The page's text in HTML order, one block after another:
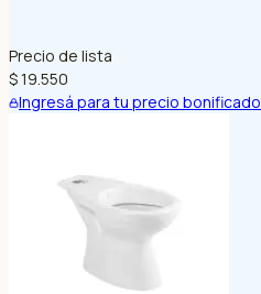
Precio de lista
$ 19.550
Ingresá para tu precio bonificado